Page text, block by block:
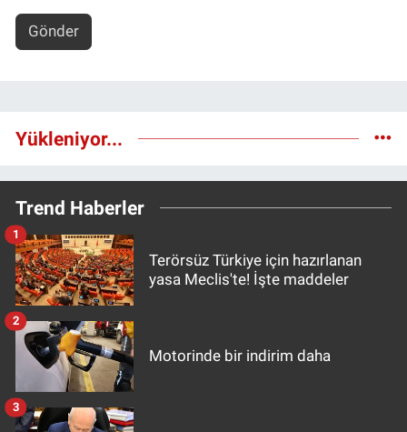
Gönder
Yükleniyor...
Trend Haberler
Terörsüz Türkiye için hazırlanan
yasa Meclis'te! İşte maddeler
1
Motorinde bir indirim daha
2
3